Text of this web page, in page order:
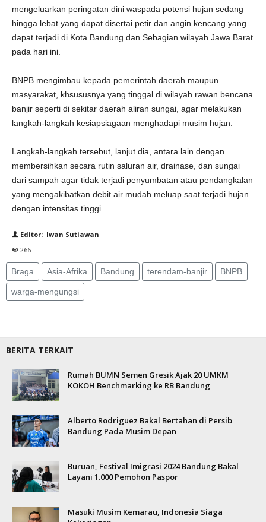
mengeluarkan peringatan dini waspada potensi hujan sedang
hingga lebat yang dapat disertai petir dan angin kencang yang
dapat terjadi di Kota Bandung dan Sebagian wilayah Jawa Barat
pada hari ini.
BNPB mengimbau kepada pemerintah daerah maupun
masyarakat, khsususnya yang tinggal di wilayah rawan bencana
banjir seperti di sekitar daerah aliran sungai, agar melakukan
langkah-langkah kesiapsiagaan menghadapi musim hujan.
Langkah-langkah tersebut, lanjut dia, antara lain dengan
membersihkan secara rutin saluran air, drainase, dan sungai
dari sampah agar tidak terjadi penyumbatan atau pendangkalan
yang mengakibatkan debit air mudah meluap saat terjadi hujan
dengan intensitas tinggi.
Editor: Iwan Sutiawan
266
Braga Asia-Afrika Bandung terendam-banjir BNPB
warga-mengungsi
BERITA TERKAIT
Rumah BUMN Semen Gresik Ajak 20 UMKM
KOKOH Benchmarking ke RB Bandung
Alberto Rodriguez Bakal Bertahan di Persib
Bandung Pada Musim Depan
Buruan, Festival Imigrasi 2024 Bandung Bakal
Layani 1.000 Pemohon Paspor
Masuki Musim Kemarau, Indonesia Siaga